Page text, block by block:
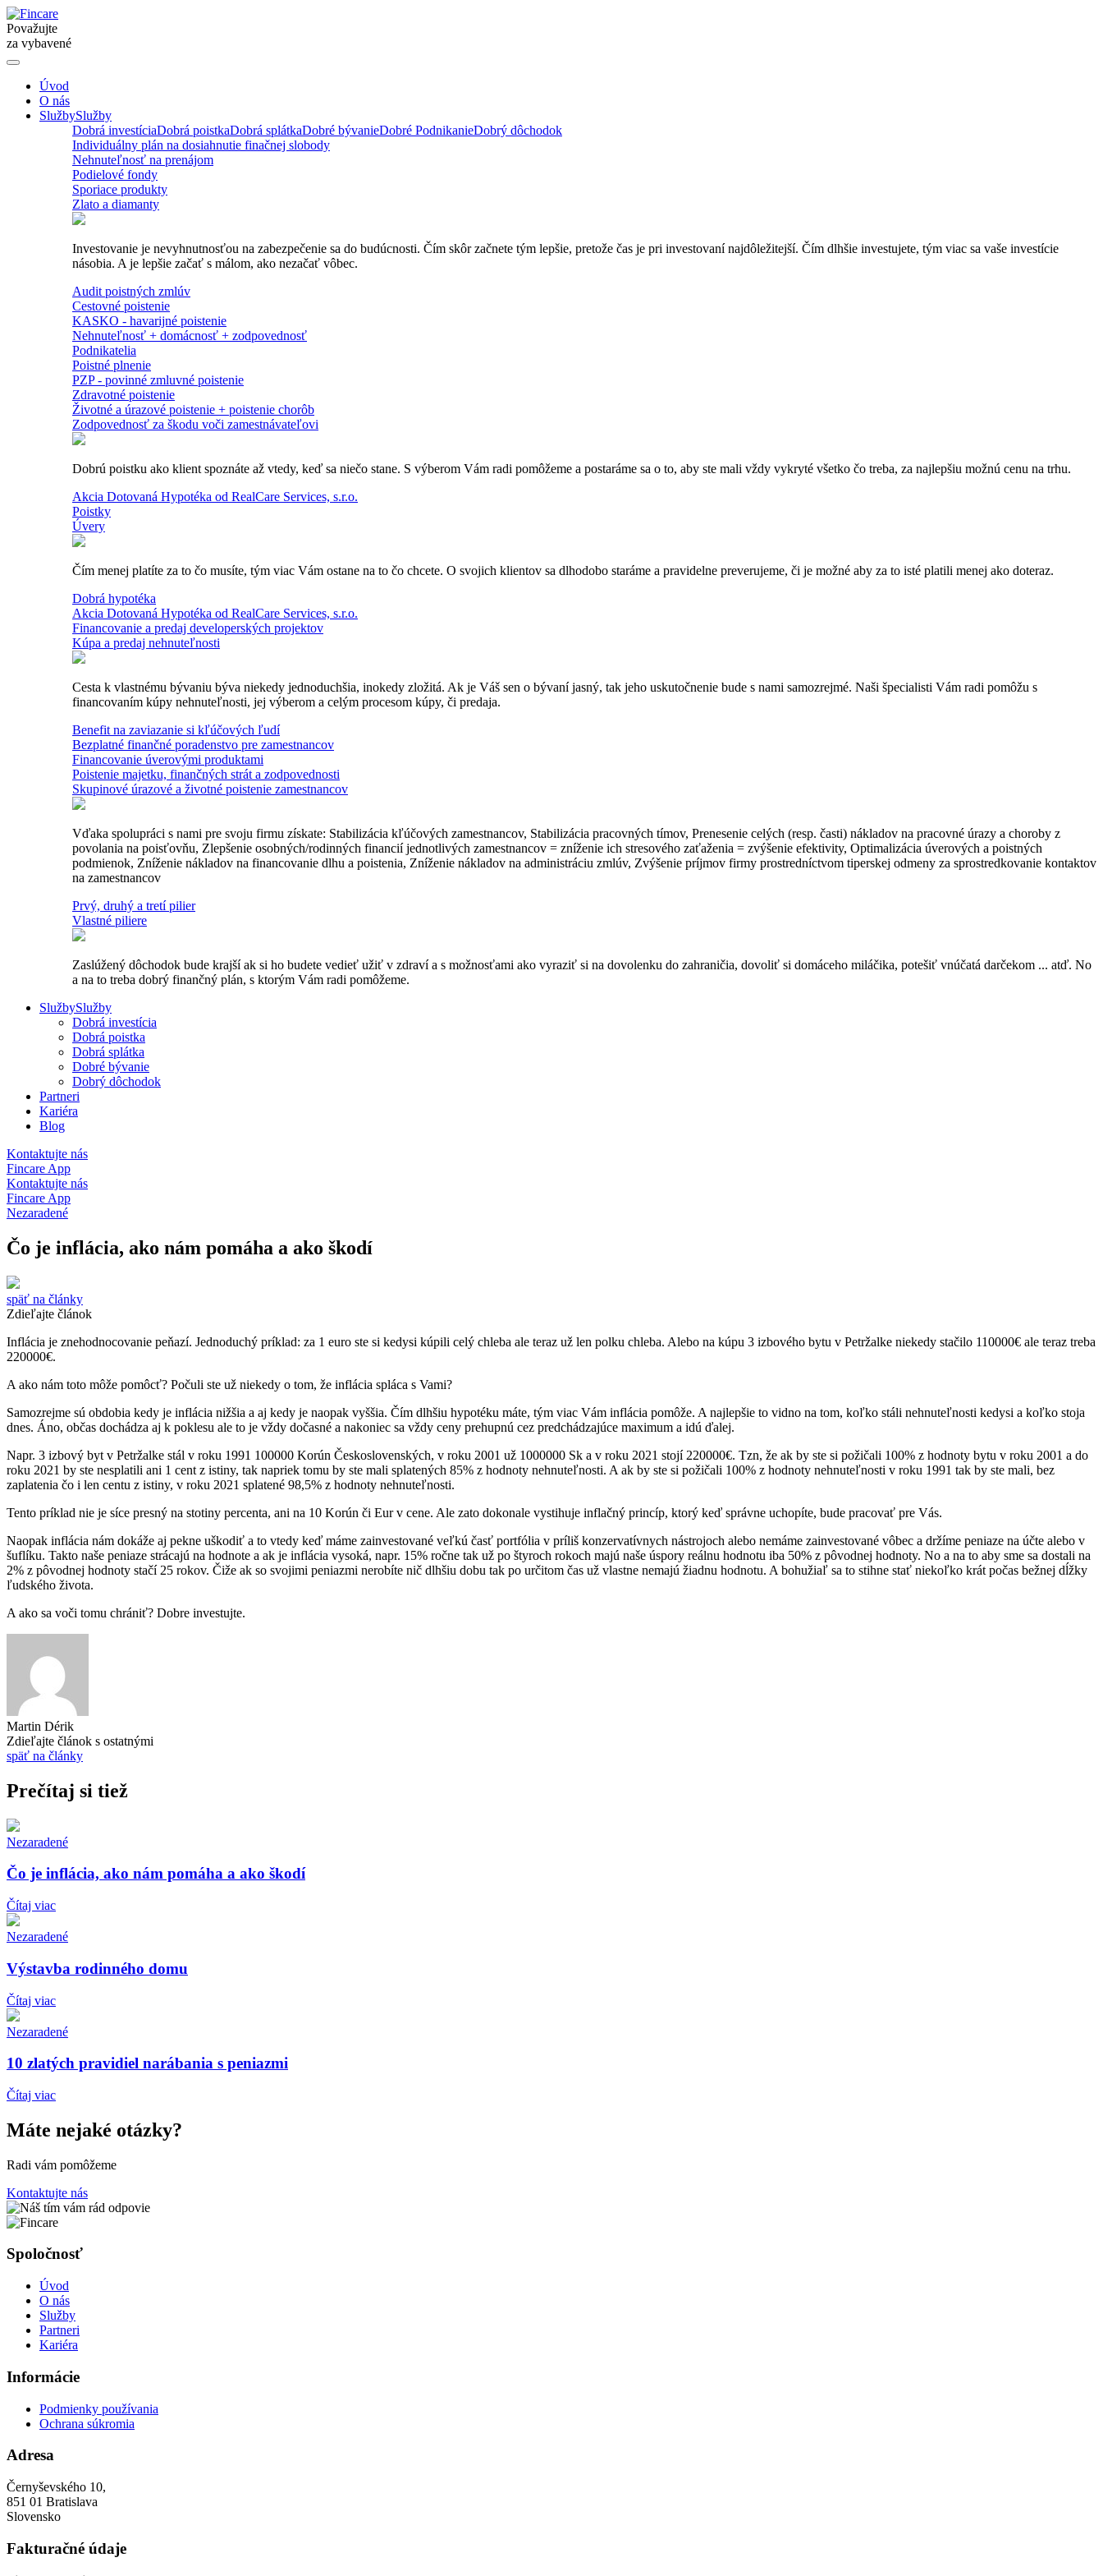
Považujte
za vybavené
Úvod
O nás
SlužbySlužby
Dobrá investíciaDobrá poistkaDobrá splátkaDobré bývanieDobré PodnikanieDobrý dôchodok
Individuálny plán na dosiahnutie finačnej slobody
Nehnuteľnosť na prenájom
Podielové fondy
Sporiace produkty
Zlato a diamanty
Investovanie je nevyhnutnosťou na zabezpečenie sa do budúcnosti. Čím skôr začnete tým lepšie, pretože čas je pri investovaní najdôležitejší. Čím dlhšie investujete, tým viac sa vaše investície
násobia. A je lepšie začať s málom, ako nezačať vôbec.
Audit poistných zmlúv
Cestovné poistenie
KASKO - havarijné poistenie
Nehnuteľnosť + domácnosť + zodpovednosť
Podnikatelia
Poistné plnenie
PZP - povinné zmluvné poistenie
Zdravotné poistenie
Životné a úrazové poistenie + poistenie chorôb
Zodpovednosť za škodu voči zamestnávateľovi
Dobrú poistku ako klient spoznáte až vtedy, keď sa niečo stane. S výberom Vám radi pomôžeme a postaráme sa o to, aby ste mali vždy vykryté všetko čo treba, za najlepšiu možnú cenu na trhu.
Akcia Dotovaná Hypotéka od RealCare Services, s.r.o.
Poistky
Úvery
Čím menej platíte za to čo musíte, tým viac Vám ostane na to čo chcete. O svojich klientov sa dlhodobo staráme a pravidelne preverujeme, či je možné aby za to isté platili menej ako doteraz.
Dobrá hypotéka
Akcia Dotovaná Hypotéka od RealCare Services, s.r.o.
Financovanie a predaj developerských projektov
Kúpa a predaj nehnuteľnosti
Cesta k vlastnému bývaniu býva niekedy jednoduchšia, inokedy zložitá. Ak je Váš sen o bývaní jasný, tak jeho uskutočnenie bude s nami samozrejmé. Naši špecialisti Vám radi pomôžu s
financovaním kúpy nehnuteľnosti, jej výberom a celým procesom kúpy, či predaja.
Benefit na zaviazanie si kľúčových ľudí
Bezplatné finančné poradenstvo pre zamestnancov
Financovanie úverovými produktami
Poistenie majetku, finančných strát a zodpovednosti
Skupinové úrazové a životné poistenie zamestnancov
Vďaka spolupráci s nami pre svoju firmu získate: Stabilizácia kľúčových zamestnancov, Stabilizácia pracovných tímov, Prenesenie celých (resp. časti) nákladov na pracovné úrazy a choroby z
povolania na poisťovňu, Zlepšenie osobných/rodinných financií jednotlivých zamestnancov = zníženie ich stresového zaťaženia = zvýšenie efektivity, Optimalizácia úverových a poistných
podmienok, Zníženie nákladov na financovanie dlhu a poistenia, Zníženie nákladov na administráciu zmlúv, Zvýšenie príjmov firmy prostredníctvom tiperskej odmeny za sprostredkovanie kontaktov
na zamestnancov
Prvý, druhý a tretí pilier
Vlastné piliere
Zaslúžený dôchodok bude krajší ak si ho budete vedieť užiť v zdraví a s možnosťami ako vyraziť si na dovolenku do zahraničia, dovoliť si domáceho miláčika, potešiť vnúčatá darčekom ... atď. No
a na to treba dobrý finančný plán, s ktorým Vám radi pomôžeme.
SlužbySlužby
Dobrá investícia
Dobrá poistka
Dobrá splátka
Dobré bývanie
Dobrý dôchodok
Partneri
Kariéra
Blog
Kontaktujte nás
Fincare App
Kontaktujte nás
Fincare App
Nezaradené
Čo je inflácia, ako nám pomáha a ako škodí
späť na články
Zdieľajte článok
Inflácia je znehodnocovanie peňazí. Jednoduchý príklad: za 1 euro ste si kedysi kúpili celý chleba ale teraz už len polku chleba. Alebo na kúpu 3 izbového bytu v Petržalke niekedy stačilo 110000€ ale teraz treba
220000€.
A ako nám toto môže pomôcť? Počuli ste už niekedy o tom, že inflácia spláca s Vami?
Samozrejme sú obdobia kedy je inflácia nižšia a aj kedy je naopak vyššia. Čím dlhšiu hypotéku máte, tým viac Vám inflácia pomôže. A najlepšie to vidno na tom, koľko stáli nehnuteľnosti kedysi a koľko stoja
dnes. Áno, občas dochádza aj k poklesu ale to je vždy dočasné a nakoniec sa vždy ceny prehupnú cez predchádzajúce maximum a idú ďalej.
Napr. 3 izbový byt v Petržalke stál v roku 1991 100000 Korún Československých, v roku 2001 už 1000000 Sk a v roku 2021 stojí 220000€. Tzn, že ak by ste si požičali 100% z hodnoty bytu v roku 2001 a do
roku 2021 by ste nesplatili ani 1 cent z istiny, tak napriek tomu by ste mali splatených 85% z hodnoty nehnuteľnosti. A ak by ste si požičali 100% z hodnoty nehnuteľnosti v roku 1991 tak by ste mali, bez
zaplatenia čo i len centu z istiny, v roku 2021 splatené 98,5% z hodnoty nehnuteľnosti.
Tento príklad nie je síce presný na stotiny percenta, ani na 10 Korún či Eur v cene. Ale zato dokonale vystihuje inflačný princíp, ktorý keď správne uchopíte, bude pracovať pre Vás.
Naopak inflácia nám dokáže aj pekne uškodiť a to vtedy keď máme zainvestované veľkú časť portfólia v príliš konzervatívnych nástrojoch alebo nemáme zainvestované vôbec a držíme peniaze na účte alebo v
šuflíku. Takto naše peniaze strácajú na hodnote a ak je inflácia vysoká, napr. 15% ročne tak už po štyroch rokoch majú naše úspory reálnu hodnotu iba 50% z pôvodnej hodnoty. No a na to aby sme sa dostali na
2% z pôvodnej hodnoty stačí 25 rokov. Čiže ak so svojimi peniazmi nerobíte nič dlhšiu dobu tak po určitom čas už vlastne nemajú žiadnu hodnotu. A bohužiaľ sa to stihne stať niekoľko krát počas bežnej dĺžky
ľudského života.
A ako sa voči tomu chrániť? Dobre investujte.
Martin Dérik
Zdieľajte článok s ostatnými
späť na články
Prečítaj si tiež
Nezaradené
Čo je inflácia, ako nám pomáha a ako škodí
Čítaj viac
Nezaradené
Výstavba rodinného domu
Čítaj viac
Nezaradené
10 zlatých pravidiel narábania s peniazmi
Čítaj viac
Máte nejaké otázky?
Radi vám pomôžeme
Kontaktujte nás
Spoločnosť
Úvod
O nás
Služby
Partneri
Kariéra
Informácie
Podmienky používania
Ochrana súkromia
Adresa
Černyševského 10,
851 01 Bratislava
Slovensko
Fakturačné údaje